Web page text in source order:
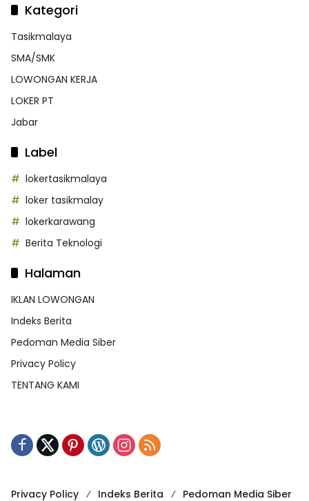
Kategori
Tasikmalaya
SMA/SMK
LOWONGAN KERJA
LOKER PT
Jabar
Label
lokertasikmalaya
loker tasikmalay
lokerkarawang
Berita Teknologi
Halaman
IKLAN LOWONGAN
Indeks Berita
Pedoman Media Siber
Privacy Policy
TENTANG KAMI
Privacy Policy Indeks Berita Pedoman Media Siber